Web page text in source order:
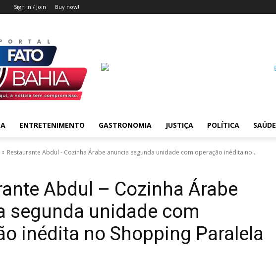
Sign in / Join Buy now!
ENTRETENIMENTO GASTRONOMIA JUSTIÇA POLÍTICA SAÚDE
Restaurante Abdul - Cozinha Árabe anuncia segunda unidade com operação inédita no...
Abdul – Cozinha Árabe
segunda unidade com
inédita no Shopping Paralela